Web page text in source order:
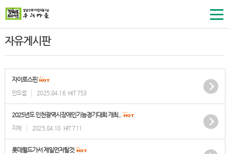
자유게시판
자이로스핀
안요셉 2025.04.16 HIT 753
2025년도 인천광역시장애인기능경기대회 개최..
지체 2025.04.10 HIT 711
롯데월드가서 제일먼저탈것